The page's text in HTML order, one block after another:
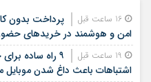
پرداخت بدون
امن و هوشمند در خریدهای
۹ راه ساده
اشتباهات باعث داغ شدن